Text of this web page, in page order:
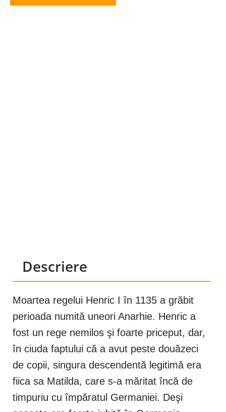
Descriere
Moartea regelui Henric I în 1135 a grăbit
perioada numită uneori Anarhie. Henric a
fost un rege nemilos şi foarte priceput, dar,
în ciuda faptului că a avut peste douăzeci
de copii, singura descendentă legitimă era
fiica sa Matilda, care s-a măritat încă de
timpuriu cu împăratul Germaniei. Deşi